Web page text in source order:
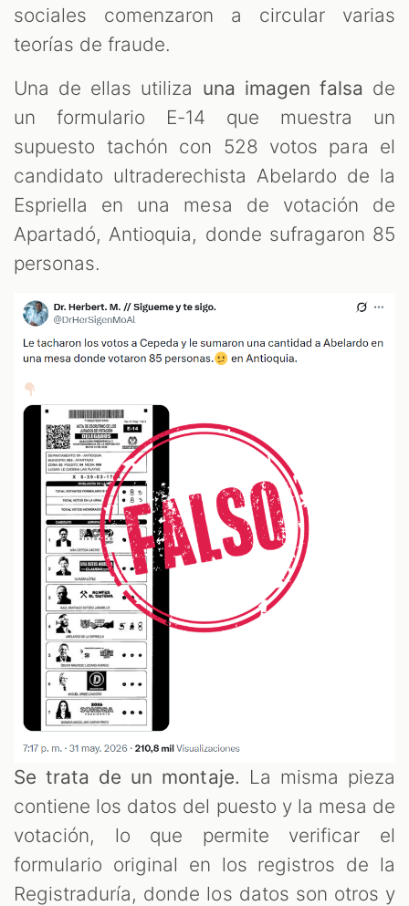
sociales comenzaron a circular varias
teorías de fraude.
Una de ellas utiliza una imagen falsa de
un formulario E-14 que muestra un
supuesto tachón con 528 votos para el
candidato ultraderechista Abelardo de la
Espriella en una mesa de votación de
Apartadó, Antioquia, donde sufragaron 85
personas.
Se trata de un montaje. La misma pieza
contiene los datos del puesto y la mesa de
votación, lo que permite verificar el
formulario original en los registros de la
Registraduría, donde los datos son otros y